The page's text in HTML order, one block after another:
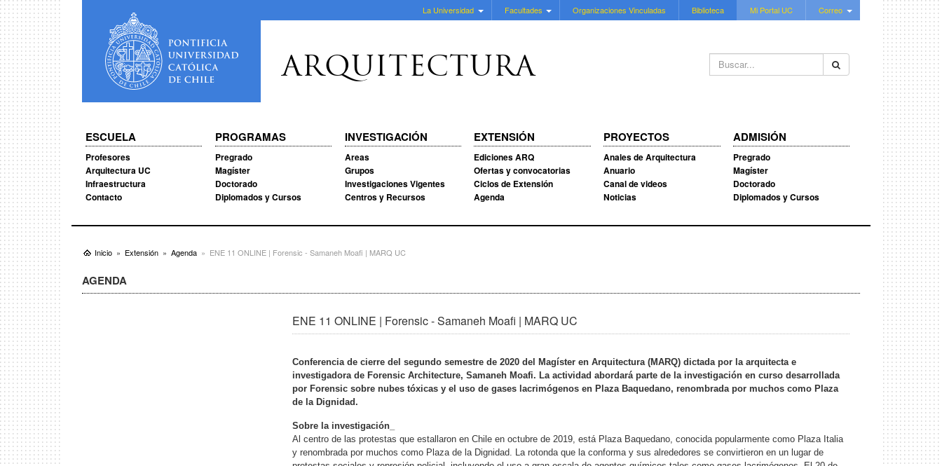
La Universidad Facultades Organizaciones Vinculadas Biblioteca Mi Portal UC Correo
Buscar...
ARQUITECTURA
ESCUELA
Profesores
Arquitectura UC
Infraestructura
Contacto
PROGRAMAS
Pregrado
Magíster
Doctorado
Diplomados y Cursos
INVESTIGACIÓN
Areas
Grupos
Investigaciones Vigentes
Centros y Recursos
EXTENSIÓN
Ediciones ARQ
Ofertas y convocatorias
Ciclos de Extensión
Agenda
PROYECTOS
Anales de Arquitectura
Anuario
Canal de videos
Noticias
ADMISIÓN
Pregrado
Magíster
Doctorado
Diplomados y Cursos
Inicio Extensión Agenda ENE 11 ONLINE | Forensic - Samaneh Moafi | MARQ UC
AGENDA
ENE 11 ONLINE | Forensic - Samaneh Moafi | MARQ UC
Conferencia de cierre del segundo semestre de 2020 del Magíster en Arquitectura (MARQ) dictada por la arquitecta e
investigadora de Forensic Architecture, Samaneh Moafi. La actividad abordará parte de la investigación en curso desarrollada
por Forensic sobre nubes tóxicas y el uso de gases lacrimógenos en Plaza Baquedano, renombrada por muchos como Plaza
de la Dignidad.
Sobre la investigación_
Al centro de las protestas que estallaron en Chile en octubre de 2019, está Plaza Baquedano, conocida popularmente como Plaza Italia
y renombrada por muchos como Plaza de la Dignidad. La rotonda que la conforma y sus alrededores se convirtieron en un lugar de